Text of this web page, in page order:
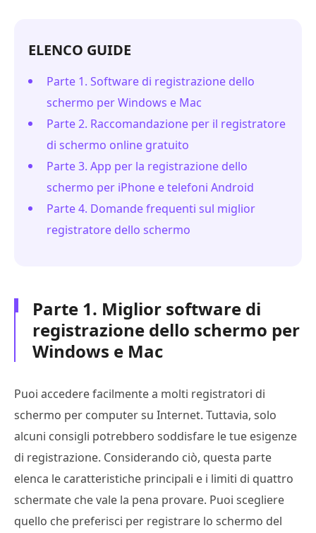
ELENCO GUIDE
Parte 1. Software di registrazione dello
schermo per Windows e Mac
Parte 2. Raccomandazione per il registratore
di schermo online gratuito
Parte 3. App per la registrazione dello
schermo per iPhone e telefoni Android
Parte 4. Domande frequenti sul miglior
registratore dello schermo
Parte 1. Miglior software di
registrazione dello schermo per
Windows e Mac
Puoi accedere facilmente a molti registratori di
schermo per computer su Internet. Tuttavia, solo
alcuni consigli potrebbero soddisfare le tue esigenze
di registrazione. Considerando ciò, questa parte
elenca le caratteristiche principali e i limiti di quattro
schermate che vale la pena provare. Puoi scegliere
quello che preferisci per registrare lo schermo del